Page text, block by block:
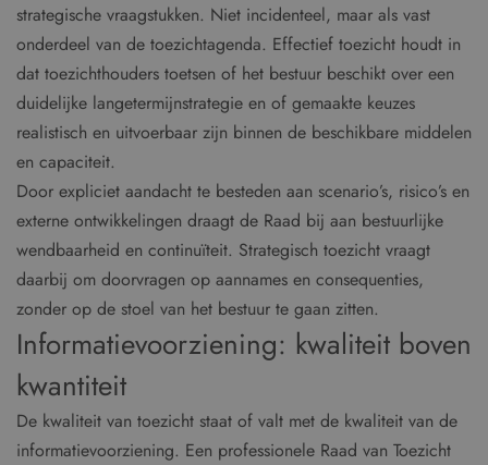
strategische vraagstukken. Niet incidenteel, maar als vast
onderdeel van de toezichtagenda. Effectief toezicht houdt in
dat toezichthouders toetsen of het bestuur beschikt over een
duidelijke langetermijnstrategie en of gemaakte keuzes
realistisch en uitvoerbaar zijn binnen de beschikbare middelen
en capaciteit.
Door expliciet aandacht te besteden aan scenario’s, risico’s en
externe ontwikkelingen draagt de Raad bij aan bestuurlijke
wendbaarheid en continuïteit. Strategisch toezicht vraagt
daarbij om doorvragen op aannames en consequenties,
zonder op de stoel van het bestuur te gaan zitten.
Informatievoorziening: kwaliteit boven
kwantiteit
De kwaliteit van toezicht staat of valt met de kwaliteit van de
informatievoorziening. Een professionele Raad van Toezicht